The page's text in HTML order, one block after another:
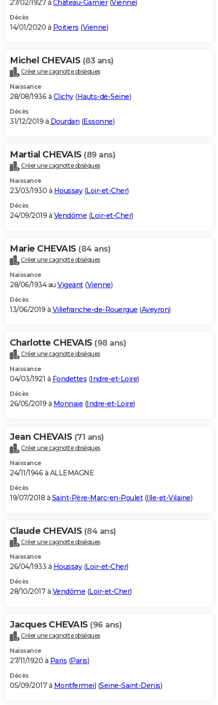
27/02/1927 à Château-Garnier(Vienne)
Décès
14/01/2020 à Poitiers (Vienne)
Michel CHEVAIS (83 ans)
Créer une cagnotte obsèques
Naissance
28/08/1936 à Clichy(Hauts-de-Seine)
Décès
31/12/2019 à Dourdan (Essonne)
Martial CHEVAIS (89 ans)
Créer une cagnotte obsèques
Naissance
23/03/1930 à Houssay(Loir-et-Cher)
Décès
24/09/2019 à Vendôme (Loir-et-Cher)
Marie CHEVAIS (84 ans)
Créer une cagnotte obsèques
Naissance
28/06/1934 au Vigeant(Vienne)
Décès
13/06/2019 à Villefranche-de-Rouergue (Aveyron)
Charlotte CHEVAIS (98 ans)
Créer une cagnotte obsèques
Naissance
04/03/1921 à Fondettes (Indre-et-Loire)
Décès
26/05/2019 à Monnaie (Indre-et-Loire)
Jean CHEVAIS (71 ans)
Créer une cagnotte obsèques
Naissance
24/11/1946 à ALLEMAGNE
Décès
19/07/2018 à Saint-Père-Marc-en-Poulet(Ille-et-Vilaine)
Claude CHEVAIS (84 ans)
Créer une cagnotte obsèques
Naissance
26/04/1933 à Houssay(Loir-et-Cher)
Décès
28/10/2017 à Vendôme (Loir-et-Cher)
Jacques CHEVAIS (96 ans)
Créer une cagnotte obsèques
Naissance
27/11/1920 à Paris (Paris)
Décès
05/09/2017 à Montfermeil (Seine-Saint-Denis)